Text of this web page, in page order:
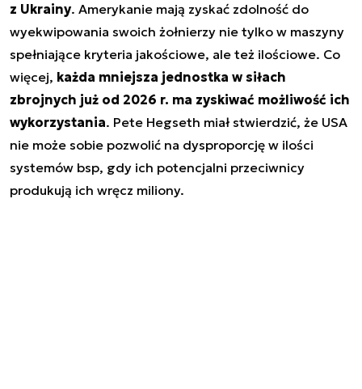
z Ukrainy. Amerykanie mają zyskać zdolność do
wyekwipowania swoich żołnierzy nie tylko w maszyny
spełniające kryteria jakościowe, ale też ilościowe. Co
więcej, każda mniejsza jednostka w siłach
zbrojnych już od 2026 r. ma zyskiwać możliwość ich
wykorzystania. Pete Hegseth miał stwierdzić, że USA
nie może sobie pozwolić na dysproporcję w ilości
systemów bsp, gdy ich potencjalni przeciwnicy
produkują ich wręcz miliony.